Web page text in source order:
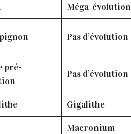
Méga-évolution
Pas d’évolution
pré-
Pas d’évolution
Gigalithe
Macronium